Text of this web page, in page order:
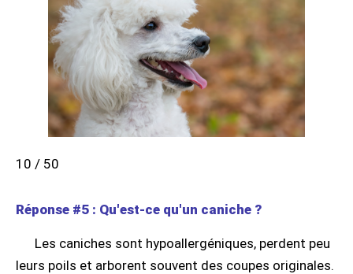
10 / 50
Réponse #5 : Qu'est-ce qu'un caniche ?
Les caniches sont hypoallergéniques, perdent peu
leurs poils et arborent souvent des coupes originales.